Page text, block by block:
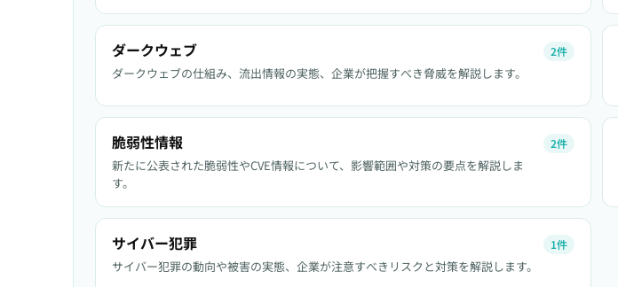
ダークウェブ
ダークウェブの仕組み、流出情報の実態、企業が把握すべき脅威を解説します。
2件
脆弱性情報
新たに公表された脆弱性やCVE情報について、影響範囲や対策の要点を解説しま
す。
2件
サイバー犯罪
サイバー犯罪の動向や被害の実態、企業が注意すべきリスクと対策を解説します。
1件